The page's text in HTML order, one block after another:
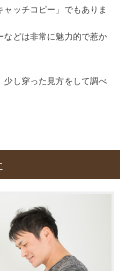
ッチコピー」でもありま
などは非常に魅力的で惹か
少し穿った見方をして調べ